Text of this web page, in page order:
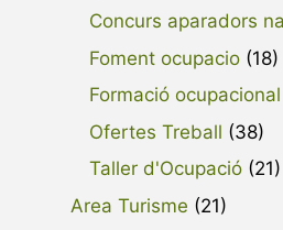
Concurs aparadors
Foment ocupacio (18)
Formació
Ofertes Treball (38)
Taller d'Ocupació (21)
Area Turisme (21)